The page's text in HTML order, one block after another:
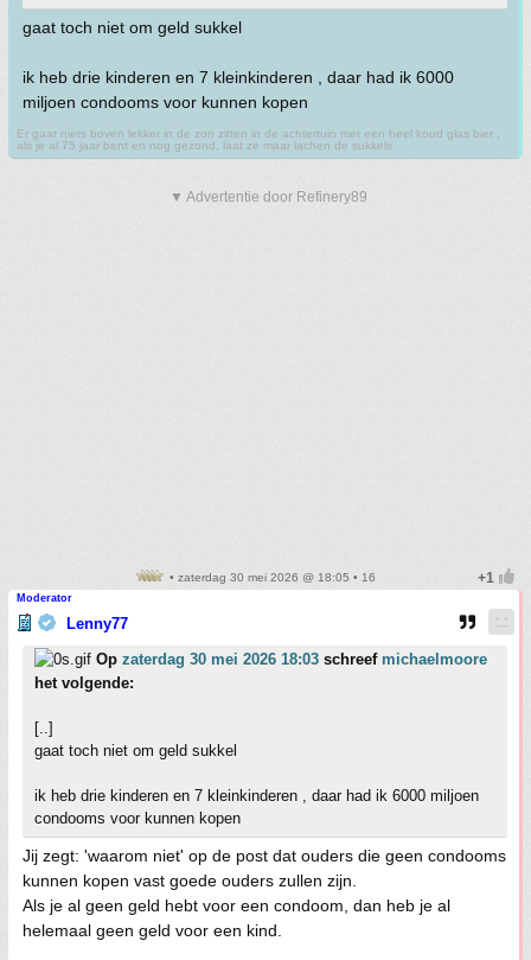
gaat toch niet om geld sukkel
ik heb drie kinderen en 7 kleinkinderen , daar had ik 6000
miljoen condooms voor kunnen kopen
Er gaat niets boven lekker in de zon zitten in de achtertuin met een heel koud glas bier ,
als je al 75 jaar bent en nog gezond, laat ze maar lachen de sukkels
▼ Advertentie door Refinery89
• zaterdag 30 mei 2026 @ 18:05 • 16
Moderator
Lenny77
Op zaterdag 30 mei 2026 18:03 schreef michaelmoore
het volgende:
[..]
gaat toch niet om geld sukkel
ik heb drie kinderen en 7 kleinkinderen , daar had ik 6000 miljoen
condooms voor kunnen kopen
Jij zegt: 'waarom niet' op de post dat ouders die geen condooms
kunnen kopen vast goede ouders zullen zijn.
Als je al geen geld hebt voor een condoom, dan heb je al
helemaal geen geld voor een kind.